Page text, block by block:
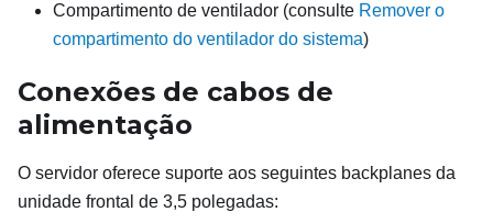
Compartimento de ventilador (consulte Remover o
compartimento do ventilador do sistema)
Conexões de cabos de
alimentação
O servidor oferece suporte aos seguintes backplanes da
unidade frontal de 3,5 polegadas: